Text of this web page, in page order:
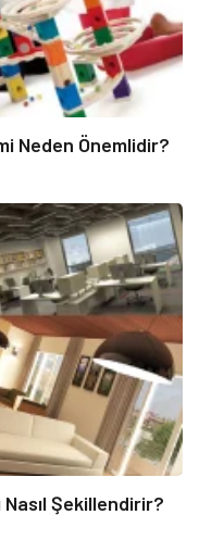
Neden Önemlidir?
Şekillendirir?